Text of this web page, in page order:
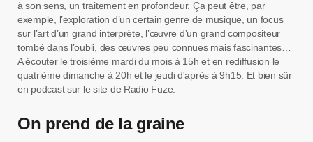
à son sens, un traitement en profondeur. Ça peut être, par
exemple, l’exploration d’un certain genre de musique, un focus
sur l’art d’un grand interprète, l’œuvre d’un grand compositeur
tombé dans l’oubli, des œuvres peu connues mais fascinantes…
A écouter le troisième mardi du mois à 15h et en rediffusion le
quatrième dimanche à 20h et le jeudi d'après à 9h15. Et bien sûr
en podcast sur le site de Radio Fuze.
On prend de la graine